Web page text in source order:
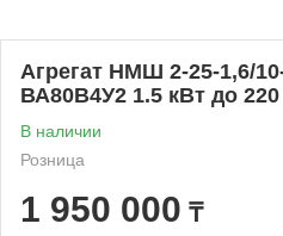
Агрегат НMШ 2-25-1,6/
ВА80В4У2 1.5 кВт до 220
В наличии
Розница
1 950 000 ₸